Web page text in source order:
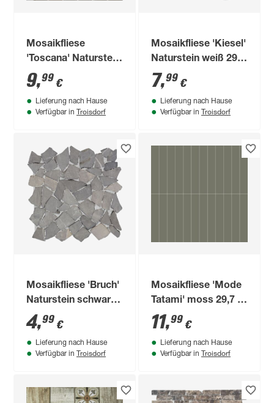
Mosaikfliese
'Toscana' Naturstein
beige 30,5 x 30,5 cm
9,99 €
Lieferung nach Hause
Verfügbar in Troisdorf
Mosaikfliese 'Kiesel'
Naturstein weiß 29 x
29 cm
7,99 €
Lieferung nach Hause
Verfügbar in Troisdorf
Mosaikfliese 'Bruch'
Naturstein schwarz
28 x 28 cm
4,99 €
Lieferung nach Hause
Verfügbar in Troisdorf
Mosaikfliese 'Mode
Tatami' moss 29,7 x
29,7 x 0,7 cm
11,99 €
Lieferung nach Hause
Verfügbar in Troisdorf